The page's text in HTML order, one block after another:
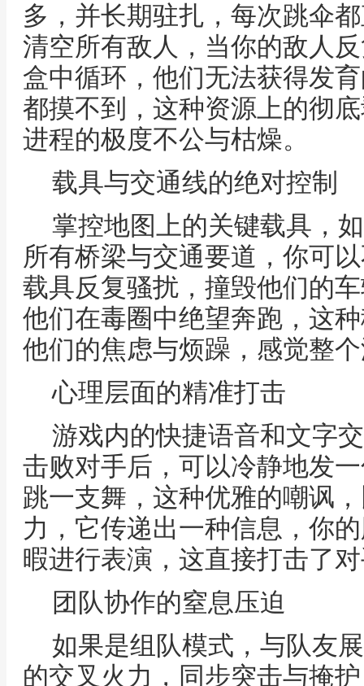
多，并长期驻扎，每次跳伞
清空所有敌人，当你的敌人
盒中循环，他们无法获得发
都摸不到，这种资源上的彻
进程的极度不公与枯燥。
载具与交通线的绝对控制
掌控地图上的关键载具，
所有桥梁与交通要道，你可
载具反复骚扰，撞毁他们的
他们在毒圈中绝望奔跑，这
他们的焦虑与烦躁，感觉整
心理层面的精准打击
游戏内的快捷语音和文字
击败对手后，可以冷静地发
跳一支舞，这种优雅的嘲讽
力，它传递出一种信息，你
暇进行表演，这直接打击了
团队协作的窒息压迫
如果是组队模式，与队友
的交叉火力，同步突击与掩